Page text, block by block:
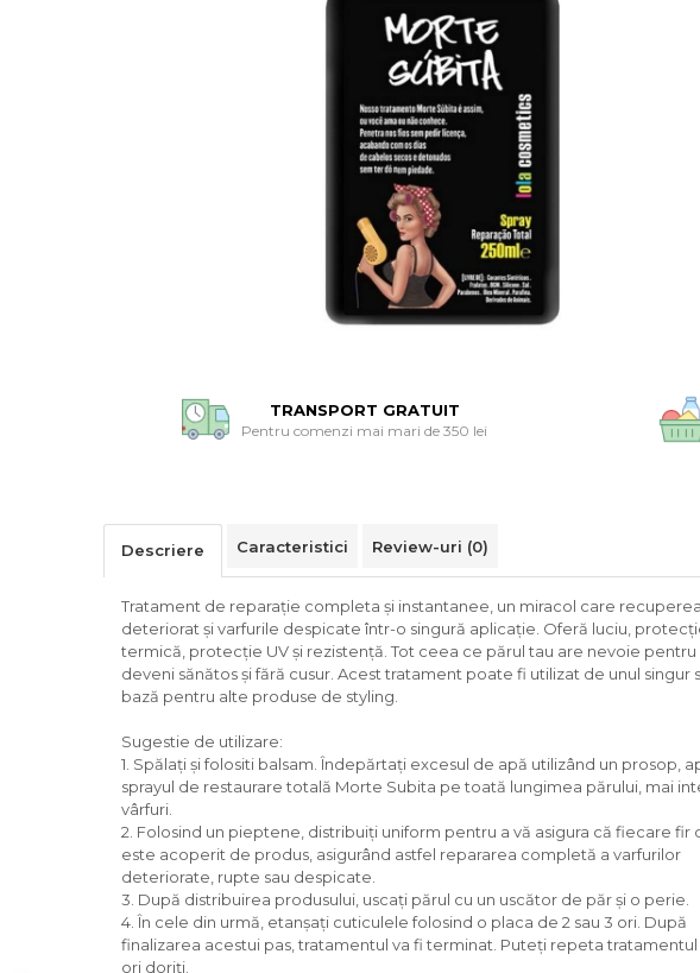
TRANSPORT GRATUIT
Pentru comenzi mai mari de 350 lei
Descriere Caracteristici Review-uri (0)
Tratament de reparație completa și instantanee, un miracol care
deteriorat și varfurile despicate într-o singură aplicație. Oferă luciu,
termică, protecție UV și rezistență. Tot ceea ce părul tau are nevoie pentru
deveni sănătos și fără cusur. Acest tratament poate fi utilizat de unul singur
bază pentru alte produse de styling.
Sugestie de utilizare:
1. Spălați și folositi balsam. Îndepărtați excesul de apă utilizând un prosop,
sprayul de restaurare totală Morte Subita pe toată lungimea părului, mai
vârfuri.
2. Folosind un pieptene, distribuiți uniform pentru a vă asigura că fiecare fir
este acoperit de produs, asigurând astfel repararea completă a varfurilor
deteriorate, rupte sau despicate.
3. După distribuirea produsului, uscați părul cu un uscător de păr și o perie.
4. În cele din urmă, etanșați cuticulele folosind o placa de 2 sau 3 ori. După
finalizarea acestui pas, tratamentul va fi terminat. Puteți repeta
ori doriți.